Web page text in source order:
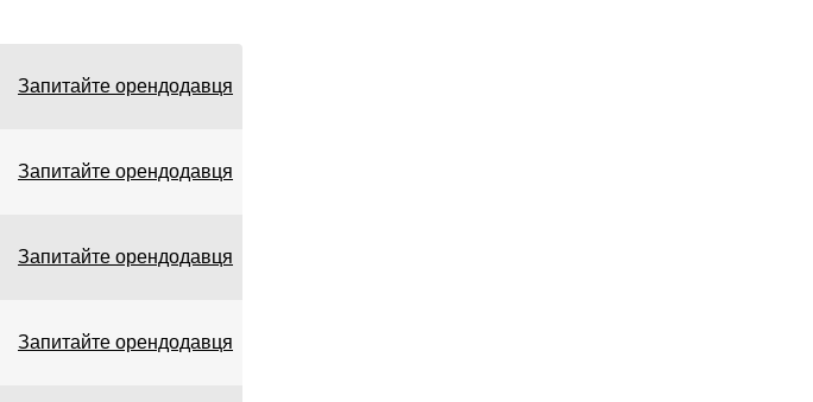
Запитайте орендодавця
Запитайте орендодавця
Запитайте орендодавця
Запитайте орендодавця